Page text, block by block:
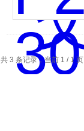
共 3 条记录，当前 1 / 1